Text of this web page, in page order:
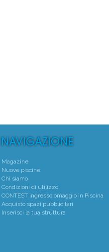
Magazine
Nuove piscine
Chi siamo
Condizioni di utilizzo
CONTEST ingresso omaggio in Piscina
Acquisto spazi pubblicitari
Inserisci la tua struttura